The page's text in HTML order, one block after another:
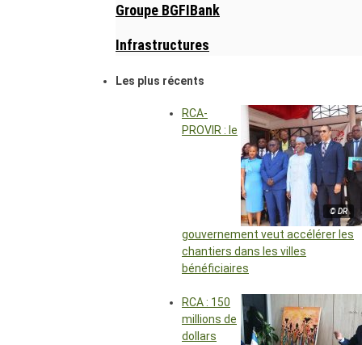
Groupe BGFIBank
Infrastructures
Les plus récents
© DR
RCA-
PROVIR : le
gouvernement veut accélérer les
chantiers dans les villes
bénéficiaires
RCA : 150
millions de
dollars